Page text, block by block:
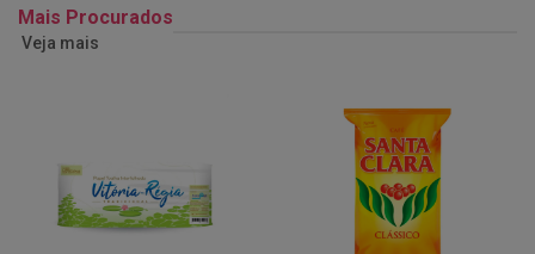
Mais Procurados
Veja mais